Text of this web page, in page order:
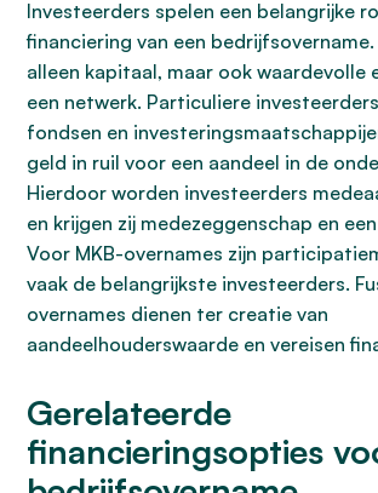
Investeerders spelen een belangrijke
financiering van een
alleen kapitaal, maar ook waardevolle
een netwerk. Particuliere
fondsen en
geld in ruil voor een aandeel in de
Hierdoor worden investeerders
en krijgen zij medezeggenschap en
Voor MKB-overnames zijn
vaak de belangrijkste investeerders.
overnames dienen ter creatie van
aandeelhouderswaarde en vereisen
Gerelateerde
financieringsopties